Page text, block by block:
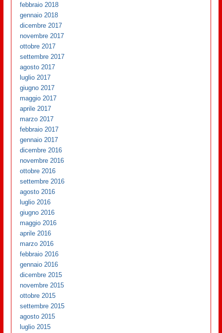
febbraio 2018
gennaio 2018
dicembre 2017
novembre 2017
ottobre 2017
settembre 2017
agosto 2017
luglio 2017
giugno 2017
maggio 2017
aprile 2017
marzo 2017
febbraio 2017
gennaio 2017
dicembre 2016
novembre 2016
ottobre 2016
settembre 2016
agosto 2016
luglio 2016
giugno 2016
maggio 2016
aprile 2016
marzo 2016
febbraio 2016
gennaio 2016
dicembre 2015
novembre 2015
ottobre 2015
settembre 2015
agosto 2015
luglio 2015